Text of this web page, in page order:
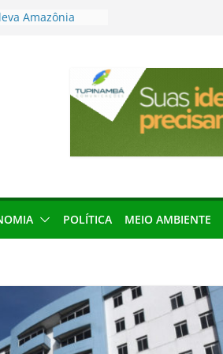
Amazônia
de 2027
local impróprio
fogo no Cemitério
protagonismo
podem barrar
POLÍTICA MEIO AMBIENTE